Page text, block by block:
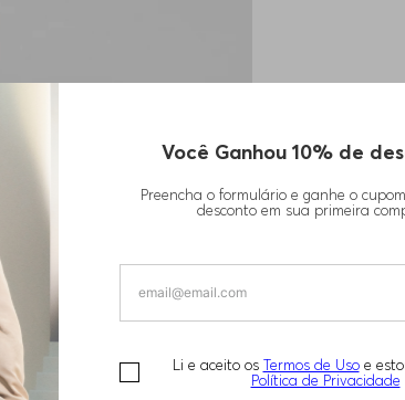
Você Ganhou 10% de
Preencha o formulário e ganhe o
desconto em sua primeira
Li e aceito os Termos de Uso e
Política de Privacidade